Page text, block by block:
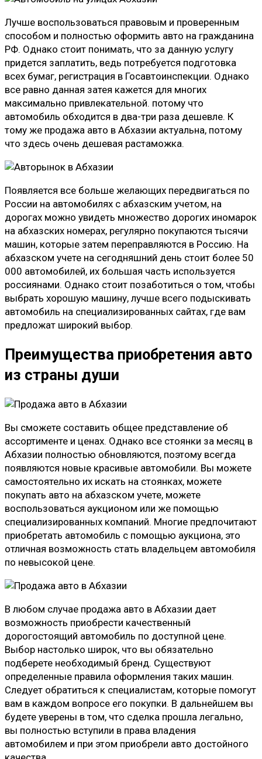
Лучше воспользоваться правовым и проверенным
способом и полностью оформить авто на гражданина
РФ. Однако стоит понимать, что за данную услугу
придется заплатить, ведь потребуется подготовка
всех бумаг, регистрация в Госавтоинспекции. Однако
все равно данная затея кажется для многих
максимально привлекательной. потому что
автомобиль обходится в два-три раза дешевле. К
тому же продажа авто в Абхазии актуальна, потому
что здесь очень дешевая растаможка.
Появляется все больше желающих передвигаться по
России на автомобилях с абхазским учетом, на
дорогах можно увидеть множество дорогих иномарок
на абхазских номерах, регулярно покупаются тысячи
машин, которые затем переправляются в Россию. На
абхазском учете на сегодняшний день стоит более 50
000 автомобилей, их большая часть используется
россиянами. Однако стоит позаботиться о том, чтобы
выбрать хорошую машину, лучше всего подыскивать
автомобиль на специализированных сайтах, где вам
предложат широкий выбор.
Преимущества приобретения авто
из страны души
Вы сможете составить общее представление об
ассортименте и ценах. Однако все стоянки за месяц в
Абхазии полностью обновляются, поэтому всегда
появляются новые красивые автомобили. Вы можете
самостоятельно их искать на стоянках, можете
покупать авто на абхазском учете, можете
воспользоваться аукционом или же помощью
специализированных компаний. Многие предпочитают
приобретать автомобиль с помощью аукциона, это
отличная возможность стать владельцем автомобиля
по невысокой цене.
В любом случае продажа авто в Абхазии дает
возможность приобрести качественный
дорогостоящий автомобиль по доступной цене.
Выбор настолько широк, что вы обязательно
подберете необходимый бренд. Существуют
определенные правила оформления таких машин.
Следует обратиться к специалистам, которые помогут
вам в каждом вопросе его покупки. В дальнейшем вы
будете уверены в том, что сделка прошла легально,
вы полностью вступили в права владения
автомобилем и при этом приобрели авто достойного